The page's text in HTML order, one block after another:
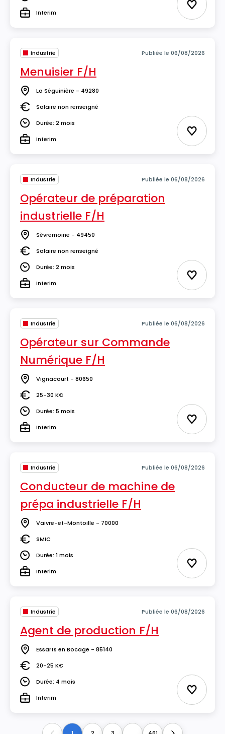
TypeInterim Ajouter
Industrie Publiée le 06/08/2026
Menuisier F/H
Lieu La Séguinière - 49280
SalaireSalaire non renseigné
DuréeDurée: 2 mois
TypeInterim Ajouter
Industrie Publiée le 06/08/2026
Opérateur de préparation
industrielle F/H
Lieu Sèvremoine - 49450
SalaireSalaire non renseigné
DuréeDurée: 2 mois
TypeInterim Ajouter
Industrie Publiée le 06/08/2026
Opérateur sur Commande
Numérique F/H
Lieu Vignacourt - 80650
Salaire25-30 K€
DuréeDurée: 5 mois
TypeInterim Ajouter
Industrie Publiée le 06/08/2026
Conducteur de machine de
prépa industrielle F/H
Lieu Vaivre-et-Montoille - 70000
Salaire
SMIC
DuréeDurée: 1 mois
TypeInterim Ajouter
Industrie Publiée le 06/08/2026
Agent de production F/H
Lieu Essarts en Bocage - 85140
Salaire20-25 K€
DuréeDurée: 4 mois
TypeInterim Ajouter